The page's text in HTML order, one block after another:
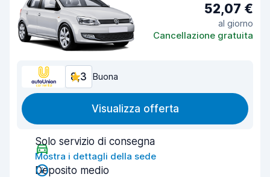
52,07 €
al giorno
Cancellazione gratuita
8,3 Buona
Visualizza offerta
Solo servizio di consegna
Mostra i dettagli della sede
Deposito medio